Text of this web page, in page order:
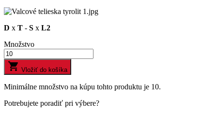
D x T - S x L2
Množstvo
 Vložiť do košíka
Minimálne množstvo na kúpu tohto produktu je 10.
Potrebujete poradiť pri výbere?